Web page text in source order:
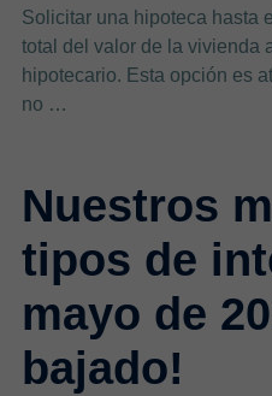
Solicitar una hipoteca hasta
total del valor de la vivienda
hipotecario. Esta opción es
no …
Nuestros
tipos de
mayo de
bajado!